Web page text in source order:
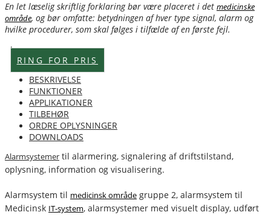
En let læselig skriftlig forklaring bør være placeret i det medicinske
område, og bør omfatte: betydningen af hver type signal, alarm og
hvilke procedurer, som skal følges i tilfælde af en første fejl.
Lagervare
RING FOR PRIS
BESKRIVELSE
FUNKTIONER
APPLIKATIONER
TILBEHØR
ORDRE OPLYSNINGER
DOWNLOADS
Alarmsystemer til alarmering, signalering af driftstilstand,
oplysning, information og visualisering.
Alarmsystem til medicinsk område gruppe 2, alarmsystem til
Medicinsk IT-system, alarmsystemer med visuelt display, udført